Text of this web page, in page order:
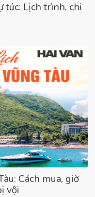
túc: Lịch trình, chi
Cách mua, giờ
vội